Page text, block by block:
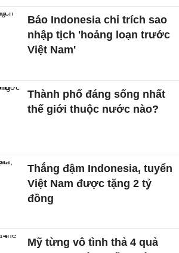
Báo Indonesia chỉ trích sao
nhập tịch 'hoảng loạn trước
Việt Nam'
Thành phố đáng sống nhất
thế giới thuộc nước nào?
Thắng đậm Indonesia, tuyển
Việt Nam được tặng 2 tỷ
đồng
Mỹ từng vô tình thả 4 quả